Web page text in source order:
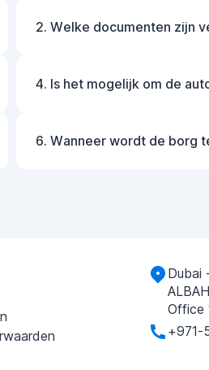
2. Welke documenten zijn
4. Is het mogelijk om de
6. Wanneer wordt de borg
Dubai
Office
+971-